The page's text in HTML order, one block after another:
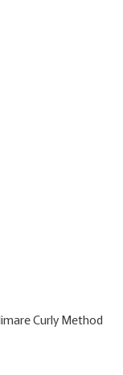
Curly Method